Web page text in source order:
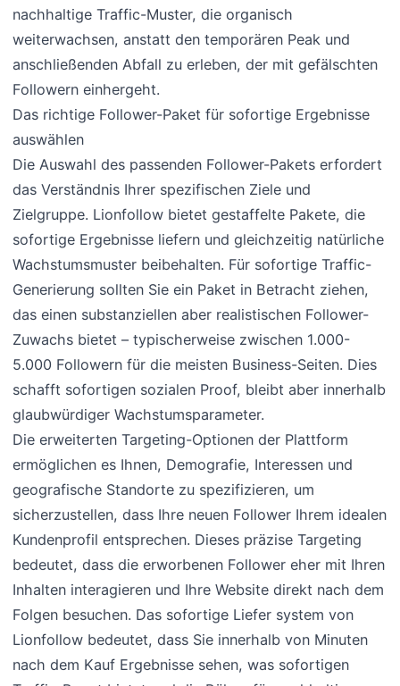
nachhaltige Traffic-Muster, die organisch
weiterwachsen, anstatt den temporären Peak und
anschließenden Abfall zu erleben, der mit gefälschten
Followern einhergeht.
Das richtige Follower-Paket für sofortige Ergebnisse
auswählen
Die Auswahl des passenden Follower-Pakets erfordert
das Verständnis Ihrer spezifischen Ziele und
Zielgruppe. Lionfollow bietet gestaffelte Pakete, die
sofortige Ergebnisse liefern und gleichzeitig natürliche
Wachstumsmuster beibehalten. Für sofortige Traffic-
Generierung sollten Sie ein Paket in Betracht ziehen,
das einen substanziellen aber realistischen Follower-
Zuwachs bietet – typischerweise zwischen 1.000-
5.000 Followern für die meisten Business-Seiten. Dies
schafft sofortigen sozialen Proof, bleibt aber innerhalb
glaubwürdiger Wachstumsparameter.
Die erweiterten Targeting-Optionen der Plattform
ermöglichen es Ihnen, Demografie, Interessen und
geografische Standorte zu spezifizieren, um
sicherzustellen, dass Ihre neuen Follower Ihrem idealen
Kundenprofil entsprechen. Dieses präzise Targeting
bedeutet, dass die erworbenen Follower eher mit Ihren
Inhalten interagieren und Ihre Website direkt nach dem
Folgen besuchen. Das sofortige Liefer system von
Lionfollow bedeutet, dass Sie innerhalb von Minuten
nach dem Kauf Ergebnisse sehen, was sofortigen